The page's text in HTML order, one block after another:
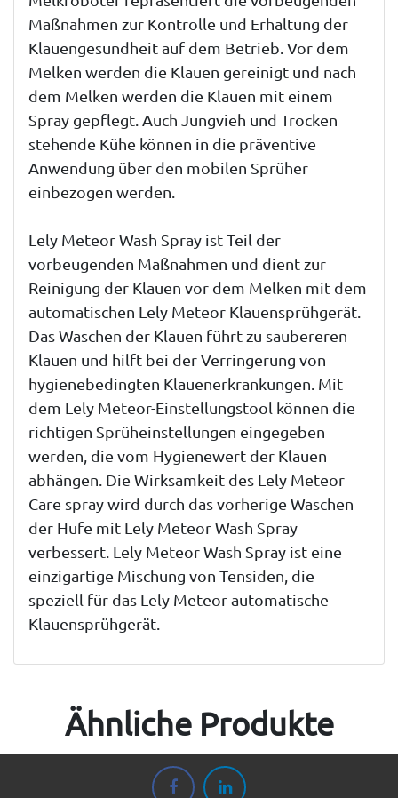
Maßnahmen zur Kontrolle und Erhaltung der
Klauengesundheit auf dem Betrieb. Vor dem
Melken werden die Klauen gereinigt und nach
dem Melken werden die Klauen mit einem
Spray gepflegt. Auch Jungvieh und Trocken
stehende Kühe können in die präventive
Anwendung über den mobilen Sprüher
einbezogen werden.
Lely Meteor Wash Spray ist Teil der
vorbeugenden Maßnahmen und dient zur
Reinigung der Klauen vor dem Melken mit dem
automatischen Lely Meteor Klauensprühgerät.
Das Waschen der Klauen führt zu saubereren
Klauen und hilft bei der Verringerung von
hygienebedingten Klauenerkrankungen. Mit
dem Lely Meteor-Einstellungstool können die
richtigen Sprüheinstellungen eingegeben
werden, die vom Hygienewert der Klauen
abhängen. Die Wirksamkeit des Lely Meteor
Care spray wird durch das vorherige Waschen
der Hufe mit Lely Meteor Wash Spray
verbessert. Lely Meteor Wash Spray ist eine
einzigartige Mischung von Tensiden, die
speziell für das Lely Meteor automatische
Klauensprühgerät.
Ähnliche Produkte